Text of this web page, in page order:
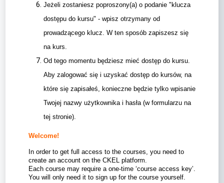
Jeżeli zostaniesz poproszony(a) o podanie "klucza
dostępu do kursu" - wpisz otrzymany od
prowadzącego klucz. W ten sposób zapiszesz się
na kurs.
Od tego momentu będziesz mieć dostęp do kursu.
Aby zalogować się i uzyskać dostęp do kursów, na
które się zapisałeś, konieczne będzie tylko wpisanie
Twojej nazwy użytkownika i hasła (w formularzu na
tej stronie).
Welcome!
In order to get full access to the courses, you need to
create an account on the CKEL platform.
Each course may require a one-time ‘course access key’.
You will only need it to sign up for the course yourself.